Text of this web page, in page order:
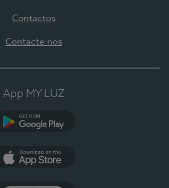
Contactos
Contacte-nos
App MY LUZ